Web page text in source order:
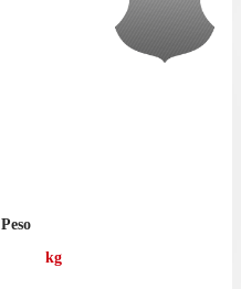
Peso
kg